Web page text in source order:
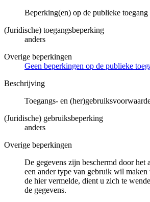
Beperking(en) op de publieke toegang
(Juridische) toegangsbeperking
anders
Overige beperkingen
Geen beperkingen op de publieke
Beschrijving
Toegangs- en
(Juridische) gebruiksbeperking
anders
Overige beperkingen
De gegevens zijn beschermd door het
een ander type van gebruik wil maken
de hier vermelde, dient u zich te
de gegevens.